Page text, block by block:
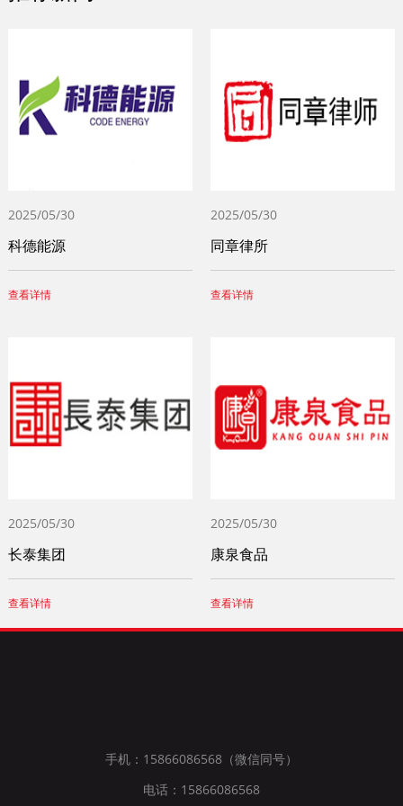
2025/05/30
科德能源
查看详情
2025/05/30
同章律所
查看详情
2025/05/30
长泰集团
查看详情
2025/05/30
康泉食品
查看详情
手机：15866086568（微信同号）
电话：15866086568